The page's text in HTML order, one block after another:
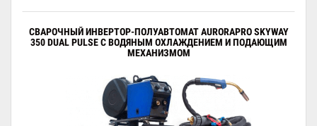
СВАРОЧНЫЙ ИНВЕРТОР-ПОЛУАВТОМАТ AURORAPRO SKYWAY
350 DUAL PULSE С ВОДЯНЫМ ОХЛАЖДЕНИЕМ И ПОДАЮЩИМ
МЕХАНИЗМОМ